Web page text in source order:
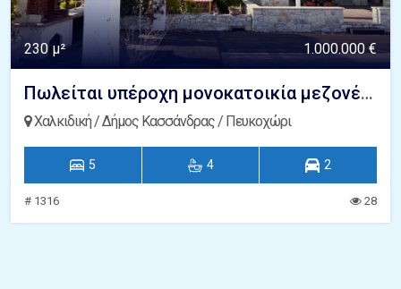
230 μ² 1.000.000 €
Πωλείται υπέροχη μονοκατοικία μεζονέτα με ιδιωτική πισίνα και καταπληκτική θέα στο Αιγαίο Πευκοχώρι Χαλκιδική
Χαλκιδική / Δήμος Κασσάνδρας / Πευκοχώρι
5 4 2
# 1316 28